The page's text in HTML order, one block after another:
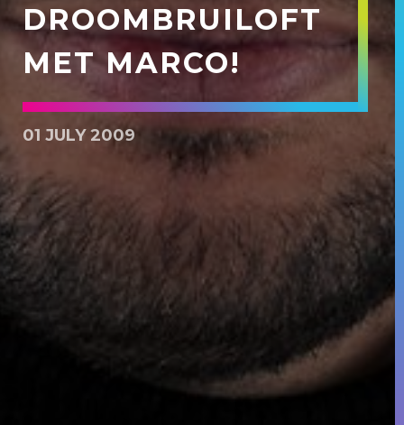
DROOMBRUILOFT
MET MARCO!
01 JULY 2009